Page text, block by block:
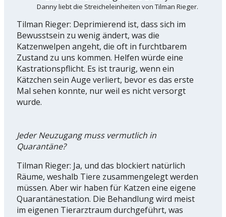
Danny liebt die Streicheleinheiten von Tilman Rieger.
Tilman Rieger: Deprimierend ist, dass sich im
Bewusstsein zu wenig ändert, was die
Katzenwelpen angeht, die oft in furchtbarem
Zustand zu uns kommen. Helfen würde eine
Kastrationspflicht. Es ist traurig, wenn ein
Kätzchen sein Auge verliert, bevor es das erste
Mal sehen konnte, nur weil es nicht versorgt
wurde.
Jeder Neuzugang muss vermutlich in
Quarantäne?
Tilman Rieger: Ja, und das blockiert natürlich
Räume, weshalb Tiere zusammengelegt werden
müssen. Aber wir haben für Katzen eine eigene
Quarantänestation. Die Behandlung wird meist
im eigenen Tierarztraum durchgeführt, was